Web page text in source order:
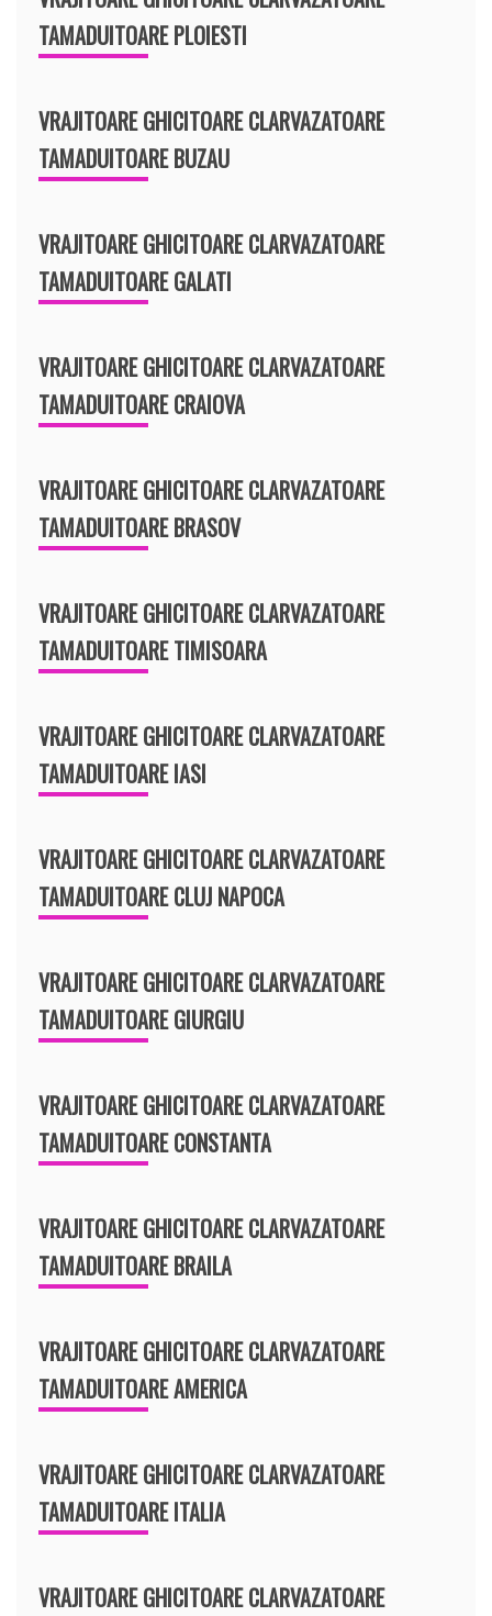
TAMADUITOARE PLOIESTI
VRAJITOARE GHICITOARE CLARVAZATOARE
TAMADUITOARE BUZAU
VRAJITOARE GHICITOARE CLARVAZATOARE
TAMADUITOARE GALATI
VRAJITOARE GHICITOARE CLARVAZATOARE
TAMADUITOARE CRAIOVA
VRAJITOARE GHICITOARE CLARVAZATOARE
TAMADUITOARE BRASOV
VRAJITOARE GHICITOARE CLARVAZATOARE
TAMADUITOARE TIMISOARA
VRAJITOARE GHICITOARE CLARVAZATOARE
TAMADUITOARE IASI
VRAJITOARE GHICITOARE CLARVAZATOARE
TAMADUITOARE CLUJ NAPOCA
VRAJITOARE GHICITOARE CLARVAZATOARE
TAMADUITOARE GIURGIU
VRAJITOARE GHICITOARE CLARVAZATOARE
TAMADUITOARE CONSTANTA
VRAJITOARE GHICITOARE CLARVAZATOARE
TAMADUITOARE BRAILA
VRAJITOARE GHICITOARE CLARVAZATOARE
TAMADUITOARE AMERICA
VRAJITOARE GHICITOARE CLARVAZATOARE
TAMADUITOARE ITALIA
VRAJITOARE GHICITOARE CLARVAZATOARE